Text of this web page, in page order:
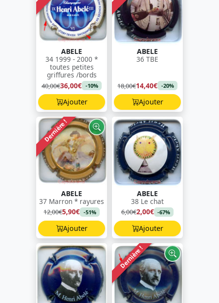
ABELE
34 1999 - 2000 *
toutes petites
griffures /bords
40,00€36,00€ -10%
Ajouter
ABELE
36 TBE
18,00€14,40€ -20%
Ajouter
Dernière !
ABELE
37 Marron * rayures
12,00€5,90€ -51%
Ajouter
ABELE
38 Le chat
6,00€2,00€ -67%
Ajouter
Dernière !